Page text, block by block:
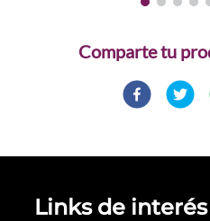
Comparte
Links de interés